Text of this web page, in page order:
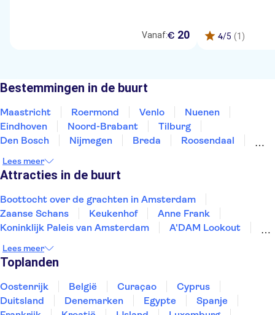
Vanaf:€ 20 4/5 (1)
Bestemmingen in de buurt
Maastricht Roermond Venlo
Nuenen
Eindhoven
Noord-Brabant
Tilburg
Den Bosch
Nijmegen Breda
Roosendaal
Lees meer
Attracties in de buurt
Boottocht over de grachten in Amsterdam
Zaanse Schans
Keukenhof
Anne Frank
Koninklijk Paleis van Amsterdam
A'DAM Lookout
AMAZE
Kubuswoningen
Lees meer
Toplanden
Oostenrijk België Curaçao
Cyprus
Duitsland
Denemarken Egypte
Spanje